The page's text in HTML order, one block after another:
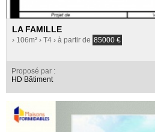
LA FAMILLE
› 106m² › T4 › à partir de 85000 €
Proposé par :
HD Bâtiment